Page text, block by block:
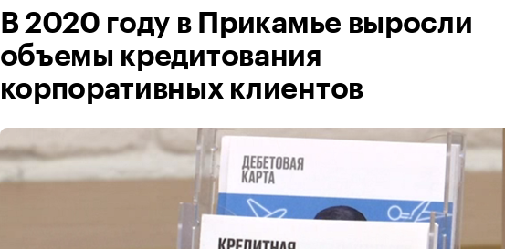
В 2020 году в Прикамье выросли
объемы кредитования
корпоративных клиентов